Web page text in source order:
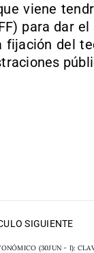
viene
para dar
fijación del
SIGUIENTE
(30JUN - I):